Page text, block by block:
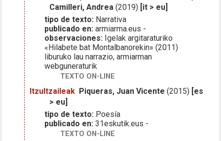
Camilleri, Andrea (2019) [it > eu]
tipo de texto: Narrativa
publicado en: armiarma.eus -
observaciones: Igelak argitaraturiko
«Hilabete bat Montalbanorekin» (2011)
liburuko lau narrazio, armiarman
webguneraturik
TEXTO ON-LINE
Itzultzaileak Piqueras, Juan Vicente (2015) [es
> eu]
tipo de texto: Poesía
publicado en: 31eskutik.eus -
TEXTO ON-LINE